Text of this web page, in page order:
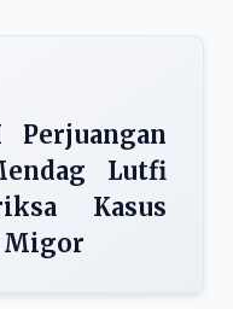
Lutfi
Kasus
Migor